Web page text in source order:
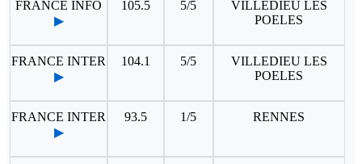
FRANCE INFO
▶
105.5 5/5
VILLEDIEU LES
POELES
FRANCE INTER
▶
104.1 5/5
VILLEDIEU LES
POELES
FRANCE INTER
▶
93.5 1/5 RENNES